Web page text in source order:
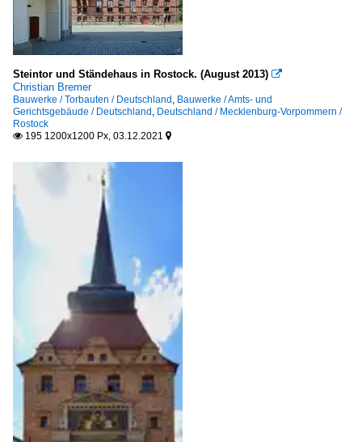
Steintor und Ständehaus in Rostock. (August 2013) 
Christian Bremer
Bauwerke / Torbauten / Deutschland , Bauwerke / Amts- und
Gerichtsgebäude / Deutschland , Deutschland / Mecklenburg-Vorpommern /
Rostock
 195 1200x1200 Px, 03.12.2021 